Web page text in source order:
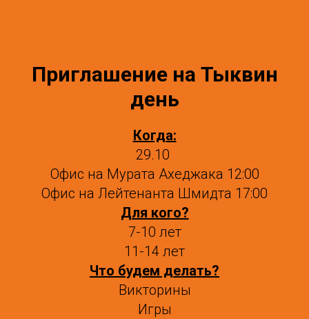
Приглашение на Тыквин
день
Когда:
29.10
Офис на Мурата Ахеджака 12:00
Офис на Лейтенанта Шмидта 17:00
Для кого?
7-10 лет
11-14 лет
Что будем делать?
Викторины
Игры